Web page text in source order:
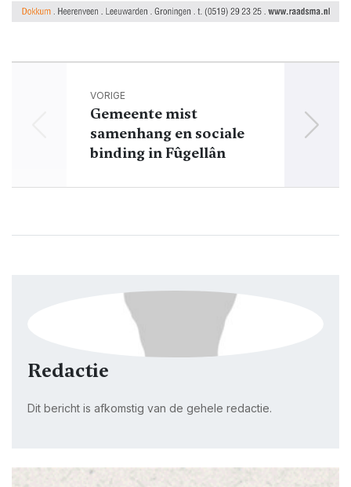
VORIGE
Gemeente mist
samenhang en sociale
binding in Fûgellân
Redactie
Dit bericht is afkomstig van de gehele redactie.